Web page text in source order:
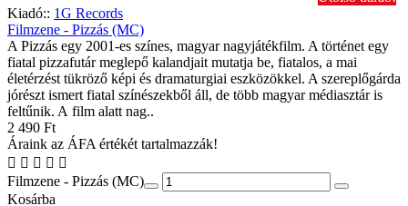
Kiadó:: 1G Records
Filmzene - Pizzás (MC)
A Pizzás egy 2001-es színes, magyar nagyjátékfilm. A történet egy
fiatal pizzafutár meglepő kalandjait mutatja be, fiatalos, a mai
életérzést tükröző képi és dramaturgiai eszközökkel. A szereplőgárda
jórészt ismert fiatal színészekből áll, de több magyar médiasztár is
feltűnik. A film alatt nag..
2 490 Ft
Áraink az ÁFA értékét tartalmazzák!
Filmzene - Pizzás (MC)
Kosárba